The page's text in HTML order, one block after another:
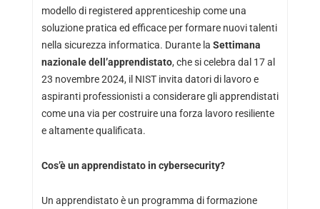
modello di registered apprenticeship come una
soluzione pratica ed efficace per formare nuovi talenti
nella sicurezza informatica. Durante la Settimana
nazionale dell’apprendistato, che si celebra dal 17 al
23 novembre 2024, il NIST invita datori di lavoro e
aspiranti professionisti a considerare gli apprendistati
come una via per costruire una forza lavoro resiliente
e altamente qualificata.
Cos’è un apprendistato in cybersecurity?
Un apprendistato è un programma di formazione